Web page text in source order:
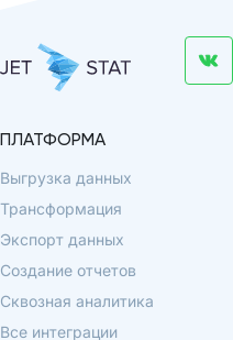
ПЛАТФОРМА
Выгрузка данных
Трансформация
Экспорт данных
Создание отчетов
Сквозная аналитика
Все интеграции